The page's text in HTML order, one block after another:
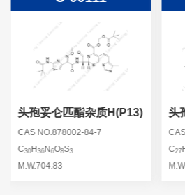
头孢妥仑匹酯杂质H(P13)
CAS NO.878002-84-7
C30H36N6O8S3
M.W.704.83
头
C27